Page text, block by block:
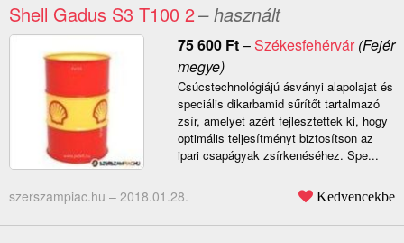
Shell Gadus S3 T100 2– használt
75 600 Ft–Székesfehérvár(Fejér
megye)
Csúcstechnológiájú ásványi alapolajat és
speciális dikarbamid sűrítőt tartalmazó
zsír, amelyet azért fejlesztettek ki, hogy
optimális teljesítményt biztosítson az
ipari csapágyak zsírkenéséhez. Spe...
szerszampiac.hu – 2018.01.28. Kedvencekbe